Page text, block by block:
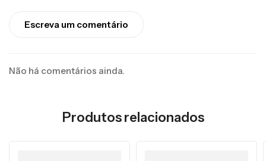
Escreva um comentário
Não há comentários ainda.
Produtos relacionados